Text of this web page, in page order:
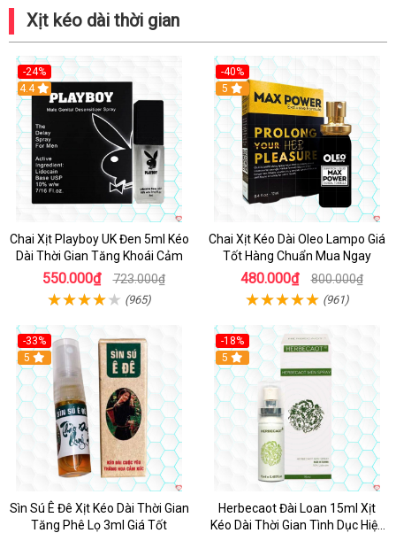
Xịt kéo dài thời gian
-24%
Hot
4.4
Chai Xịt Playboy UK Đen 5ml Kéo
Dài Thời Gian Tăng Khoái Cảm
550.000₫ 723.000₫
(965)
-40%
5
Chai Xịt Kéo Dài Oleo Lampo Giá
Tốt Hàng Chuẩn Mua Ngay
480.000₫ 800.000₫
(961)
-33%
5
Sìn Sú Ê Đê Xịt Kéo Dài Thời Gian
Tăng Phê Lọ 3ml Giá Tốt
-18%
5
Herbecaot Đài Loan 15ml Xịt
Kéo Dài Thời Gian Tình Dục Hiệu